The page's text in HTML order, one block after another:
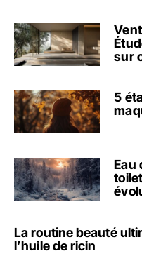
sur
5
Eau
La routine beauté
l’huile de ricin